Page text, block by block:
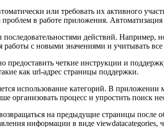
или требовать их активного
в работе приложения. Автоматизация
действий.
с новыми значениями и учитывать
предоставить четкие инструкции и
как url-адрес страницы поддержки.
использование категорий. В приложении
организовать процесс и упростить поиск
на предыдущие страницы
информации в виде viewdatacategories,